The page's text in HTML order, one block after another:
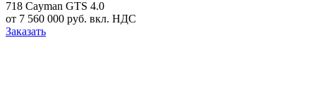
718 Cayman GTS 4.0
от 7 560 000 руб. вкл. НДС
Заказать